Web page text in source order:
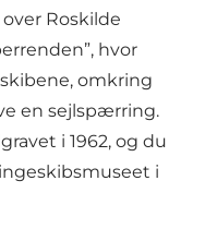
Roskilde
hvor
omkring
en sejlspærring.
i 1962, og du
i